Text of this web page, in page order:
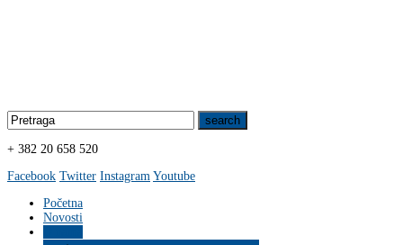
+ 382 20 658 520
Facebook Twitter Instagram Youtube
Početna
Novosti